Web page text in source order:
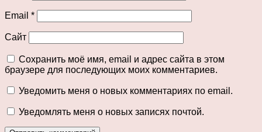
Email *
Сайт
Сохранить моё имя, email и адрес сайта в этом
браузере для последующих моих комментариев.
Уведомить меня о новых комментариях по email.
Уведомлять меня о новых записях почтой.